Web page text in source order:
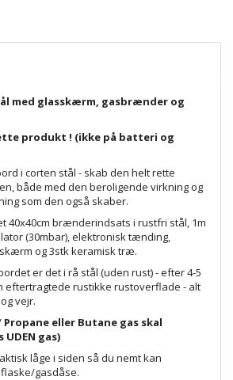
med glasskærm, gasbrænder og
produkt ! (ikke på batteri og
i corten stål - skab den helt rette
både med den beroligende virkning og
som den også skaber.
40x40cm brænderindsats i rustfri stål, 1m
(30mbar), elektronisk tænding,
og 3stk keramisk træ.
er det i rå stål (uden rust) - efter 4-5
eftertragtede rustikke rustoverflade - alt
vejr.
Propane eller Butane gas skal
UDEN gas)
låge i siden så du nemt kan
gasdåse.